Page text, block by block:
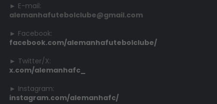
► E-mail:
alemanhafutebolclube@gmail.com
► Facebook:
facebook.com/alemanhafutebolclube/
► Twitter/X:
x.com/alemanhafc_
► Instagram:
instagram.com/alemanhafc/